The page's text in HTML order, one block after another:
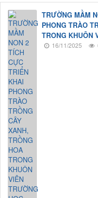
TRƯỜNG MẦM
PHONG TRÀO
TRONG KHUÔN
16/11/2025